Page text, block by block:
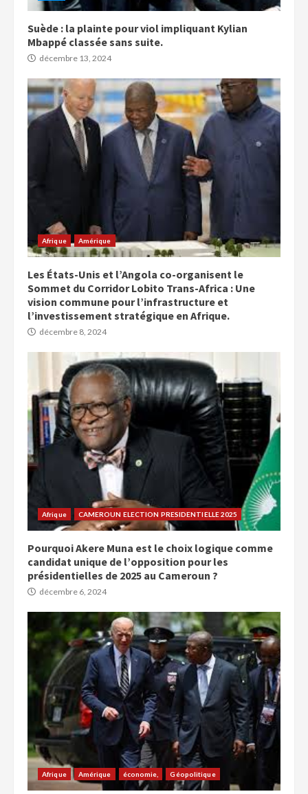
Suède : la plainte pour viol impliquant Kylian
Mbappé classée sans suite.
décembre 13, 2024
Afrique Amérique
Les États-Unis et l’Angola co-organisent le
Sommet du Corridor Lobito Trans-Africa : Une
vision commune pour l’infrastructure et
l’investissement stratégique en Afrique.
décembre 8, 2024
Afrique CAMEROUN ELECTION PRESIDENTIELLE 2025
Pourquoi Akere Muna est le choix logique comme
candidat unique de l’opposition pour les
présidentielles de 2025 au Cameroun ?
décembre 6, 2024
Afrique Amérique économie, Géopolitique